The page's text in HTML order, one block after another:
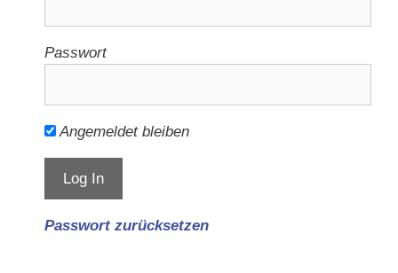
Passwort
Angemeldet bleiben
Passwort zurücksetzen